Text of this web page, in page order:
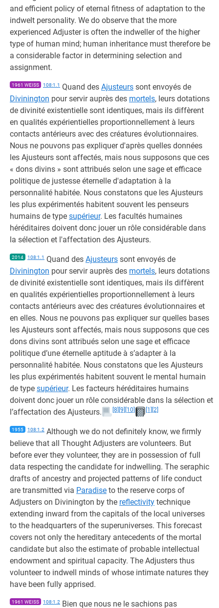
and efficient policy of eternal fitness of adaptation to the
indwelt personality. We do observe that the more
experienced Adjuster is often the indweller of the higher
type of human mind; human inheritance must therefore be
a considerable factor in determining selection and
assignment.
1961 WEISS 108:1.1 Quand des Ajusteurs sont envoyés de
Divinington pour servir auprès des mortels, leurs dotations
de divinité existentielle sont identiques, mais ils diffèrent
en qualités expérientielles proportionnellement à leurs
contacts antérieurs avec des créatures évolutionnaires.
Nous ne pouvons pas expliquer d'après quelles données
les Ajusteurs sont affectés, mais nous supposons que ces
« dons divins » sont attribués selon une sage et efficace
politique de justesse éternelle d'adaptation à la
personnalité habitée. Nous constatons que les Ajusteurs
les plus expérimentés habitent souvent les penseurs
humains de type supérieur. Les facultés humaines
héréditaires doivent donc jouer un rôle considérable dans
la sélection et l'affectation des Ajusteurs.
2014 108:1.1 Quand des Ajusteurs sont envoyés de
Divinington pour servir auprès des mortels, leurs dotations
de divinité existentielle sont identiques, mais ils diffèrent
en qualités expérientielles proportionnellement à leurs
contacts antérieurs avec des créatures évolutionnaires et
en elles. Nous ne pouvons pas expliquer sur quelles bases
les Ajusteurs sont affectés, mais nous supposons que ces
dons divins sont attribués selon une sage et efficace
politique d’une éternelle aptitude à s’adapter à la
personnalité habitée. Nous constatons que les Ajusteurs
les plus expérimentés habitent souvent le mental humain
de type supérieur. Les facteurs héréditaires humains
doivent donc jouer un rôle considérable dans la sélection et
l’affectation des Ajusteurs.
[8] [9] [10] [1] [2]
1955 108:1.2 Although we do not definitely know, we firmly
believe that all Thought Adjusters are volunteers. But
before ever they volunteer, they are in possession of full
data respecting the candidate for indwelling. The seraphic
drafts of ancestry and projected patterns of life conduct
are transmitted via Paradise to the reserve corps of
Adjusters on Divinington by the reflectivity technique
extending inward from the capitals of the local universes
to the headquarters of the superuniverses. This forecast
covers not only the hereditary antecedents of the mortal
candidate but also the estimate of probable intellectual
endowment and spiritual capacity. The Adjusters thus
volunteer to indwell minds of whose intimate natures they
have been fully apprised.
1961 WEISS 108:1.2 Bien que nous ne le sachions pas